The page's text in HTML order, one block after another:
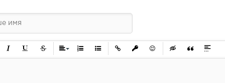
КурсивПодчеркнутый
ЗачеркнутыйВыравнивание
Нумерованный список
Маркированный список
Вставить ссылку
Вставить защищенную
Вставить смайлик
Вставка скрытого
Вставка